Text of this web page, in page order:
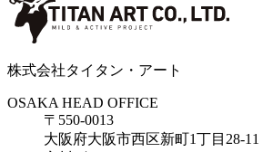
株式会社タイタン・アート
OSAKA HEAD OFFICE
〒550-0013
大阪府大阪市西区新町1丁目28-11